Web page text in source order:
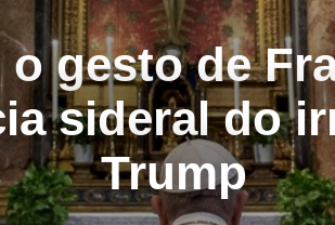
gesto de
sideral do
Trump